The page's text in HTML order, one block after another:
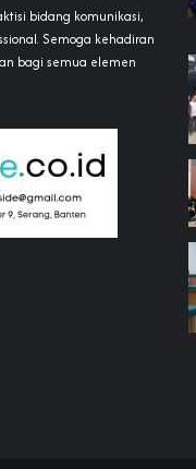
bidang komunikasi,
Semoga kehadiran
bagi semua elemen